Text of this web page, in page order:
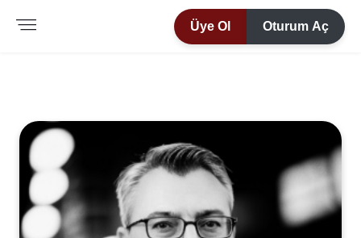
Üye Ol Oturum Aç